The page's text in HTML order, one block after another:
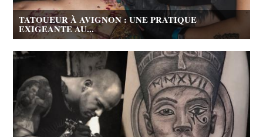
TATOUEUR À AVIGNON : UNE PRATIQUE
EXIGEANTE AU...